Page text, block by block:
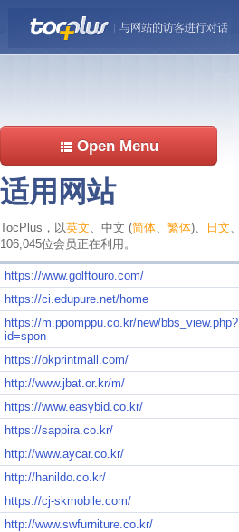
Open Menu
适用网站
TocPlus，以英文、中文 (简体、 繁体)、 日文、
106,045位会员正在利用。
https://www.golftouro.com/
https://ci.edupure.net/home
https://m.ppomppu.co.kr/new/bbs_view.php?
id=spon
https://okprintmall.com/
http://www.jbat.or.kr/m/
https://www.easybid.co.kr/
https://sappira.co.kr/
http://www.aycar.co.kr/
http://hanildo.co.kr/
https://cj-skmobile.com/
http://www.swfurniture.co.kr/